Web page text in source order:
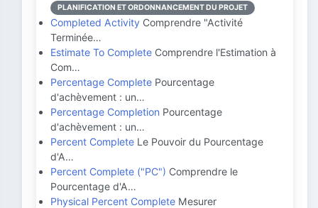
PLANIFICATION ET ORDONNANCEMENT DU PROJET
Completed Activity Comprendre "Activité
Terminée…
Estimate To Complete Comprendre l'Estimation à
Com…
Percentage Complete Pourcentage
d'achèvement : un…
Percentage Completion Pourcentage
d'achèvement : un…
Percent Complete Le Pouvoir du Pourcentage
d'A…
Percent Complete ("PC") Comprendre le
Pourcentage d'A…
Physical Percent Complete Mesurer